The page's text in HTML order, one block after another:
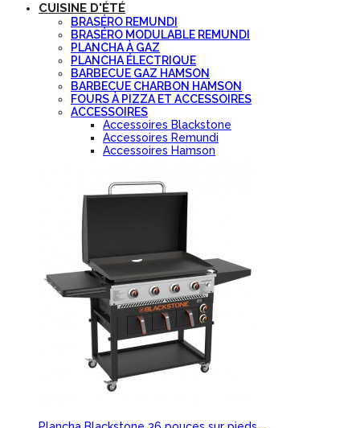
CUISINE D'ÉTÉ
BRASÉRO REMUNDI
BRASÉRO MODULABLE REMUNDI
PLANCHA À GAZ
PLANCHA ÉLECTRIQUE
BARBECUE GAZ HAMSON
BARBECUE CHARBON HAMSON
FOURS À PIZZA ET ACCESSOIRES
ACCESSOIRES
Accessoires Blackstone
Accessoires Remundi
Accessoires Hamson